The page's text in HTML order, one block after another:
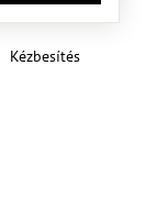
Kézbesítés